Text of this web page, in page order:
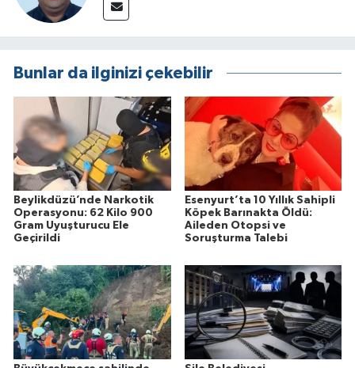
Bunlar da ilginizi çekebilir
Beylikdüzü’nde Narkotik
Operasyonu: 62 Kilo 900
Gram Uyuşturucu Ele
Geçirildi
Esenyurt’ta 10 Yıllık Sahipli
Köpek Barınakta Öldü:
Aileden Otopsi ve
Soruşturma Talebi